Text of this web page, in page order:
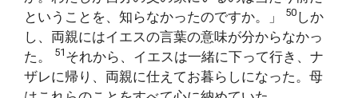
ということを、知らなかったのですか。」
50 しか
し、両親にはイエスの言葉の意味が分からなかっ
た。
51 それから、イエスは一緒に下って行き、ナ
ザレに帰り、両親に仕えてお暮らしになった。母